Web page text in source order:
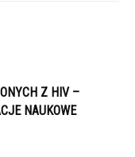
Z HIV –
NAUKOWE